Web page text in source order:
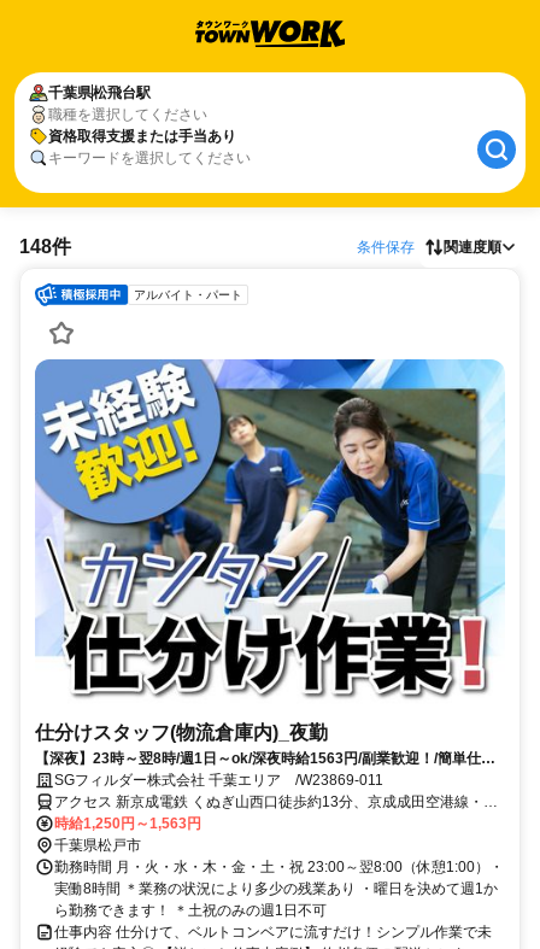
千葉県松飛台駅
職種を選択してください
資格取得支援または手当あり
キーワードを選択してください
148件 条件保存 関連度順
アルバイト・パート
仕分けスタッフ(物流倉庫内)_夜勤
【深夜】23時～翌8時/週1日～ok/深夜時給1563円/副業歓迎！/簡単仕分
け作業！
SGフィルダー株式会社 千葉エリア /W23869-011
アクセス 新京成電鉄 くぬぎ山西口徒歩約13分、京成成田空港線・北
総鉄道線 松飛台徒歩約16分、京成成田空港線・北総鉄道線 大町（千
葉県）徒歩約16分 新京成線：くぬぎ山駅、北総線：松飛台駅から徒
歩15分※車・バイク・自転車通勤可能
時給1,250円～1,563円
千葉県松戸市
勤務時間 月・火・水・木・金・土・祝 23:00～翌8:00（休憩1:00）・
実働8時間 ＊業務の状況により多少の残業あり ・曜日を決めて週1か
ら勤務できます！ ＊土祝のみの週1日不可
仕事内容 仕分けて、ベルトコンベアに流すだけ！シンプル作業で未